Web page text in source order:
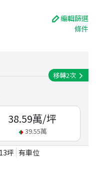
編輯篩選
條件
移轉2次
38.59萬/坪
39.55萬
坪 有車位